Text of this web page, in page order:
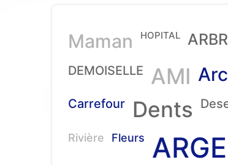
Maman HOPITAL
DEMOISELLE AMI
Carrefour Dents
Rivière Fleurs